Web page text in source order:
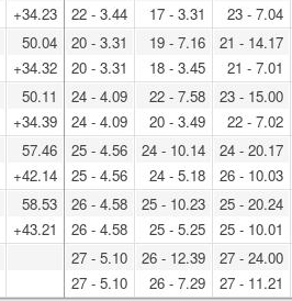
+34.23
22 - 3.44
17 - 3.31
23 - 7.04
50.04
+34.32
20 - 3.31
20 - 3.31
19 - 7.16
18 - 3.45
21 - 14.17
21 - 7.01
50.11
+34.39
24 - 4.09
24 - 4.09
22 - 7.58
20 - 3.49
23 - 15.00
22 - 7.02
57.46
+42.14
25 - 4.56
25 - 4.56
24 - 10.14
24 - 5.18
24 - 20.17
26 - 10.03
58.53
+43.21
26 - 4.58
26 - 4.58
25 - 10.23
25 - 5.25
25 - 20.24
25 - 10.01
27 - 5.10
27 - 5.10
26 - 12.39
26 - 7.29
27 - 24.00
27 - 11.21